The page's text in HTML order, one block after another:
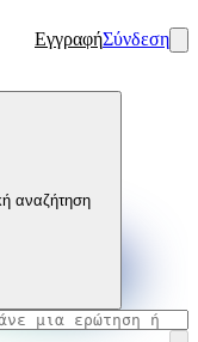
ΕγγραφήΣύνδεση
αναζήτηση